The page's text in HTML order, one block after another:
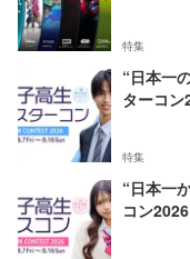
特集
“日本一
ターコン
特集
“日本一
コン